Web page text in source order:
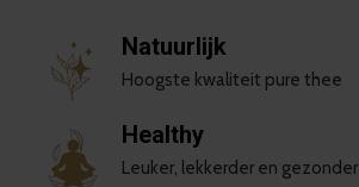
Natuurlijk
Hoogste kwaliteit pure thee
Healthy
Leuker, lekkerder en gezonder